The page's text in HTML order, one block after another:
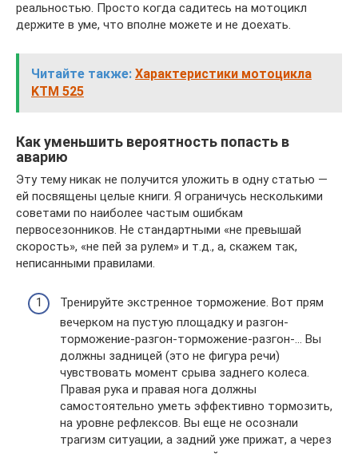
реальностью. Просто когда садитесь на мотоцикл
держите в уме, что вполне можете и не доехать.
Читайте также: Характеристики мотоцикла
KTM 525
Как уменьшить вероятность попасть в
аварию
Эту тему никак не получится уложить в одну статью —
ей посвящены целые книги. Я ограничусь несколькими
советами по наиболее частым ошибкам
первосезонников. Не стандартными «не превышай
скорость», «не пей за рулем» и т.д., а, скажем так,
неписанными правилами.
Тренируйте экстренное торможение. Вот прям
вечерком на пустую площадку и разгон-
торможение-разгон-торможение-разгон-… Вы
должны задницей (это не фигура речи)
чувствовать момент срыва заднего колеса.
Правая рука и правая нога должны
самостоятельно уметь эффективно тормозить,
на уровне рефлексов. Вы еще не осознали
трагизм ситуации, а задний уже прижат, а через